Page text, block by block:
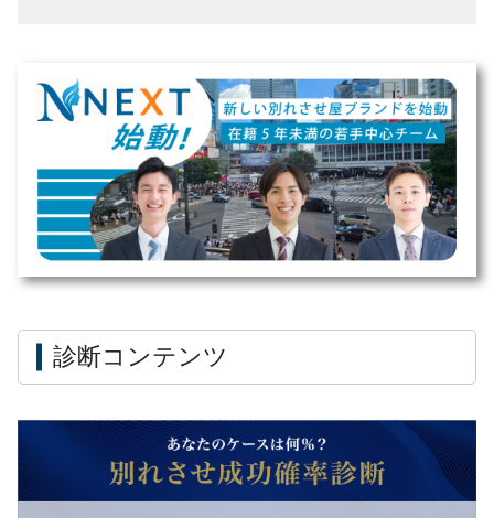
別れさせ屋の口コミの信ぴょう性
自分の目で判断を
焦らない業者選び